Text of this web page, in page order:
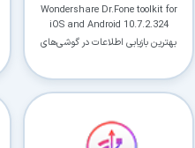
Wondershare Dr.Fone toolkit for
iOS and Android 10.7.2.324
بهترین بازیابی اطلاعات در گوشی‌های
دستیار هوشمند AI (ویژه اعضای VIP)
پاسخ‌گویی فوری به خطاهای نصب، راهنمای
کاربردی
دانلود فوری و بی‌معطلی:حذف کامل صف و زمان
حداکثر سرعت پهنای باند: استفاده از تمام سرعت اینترنت